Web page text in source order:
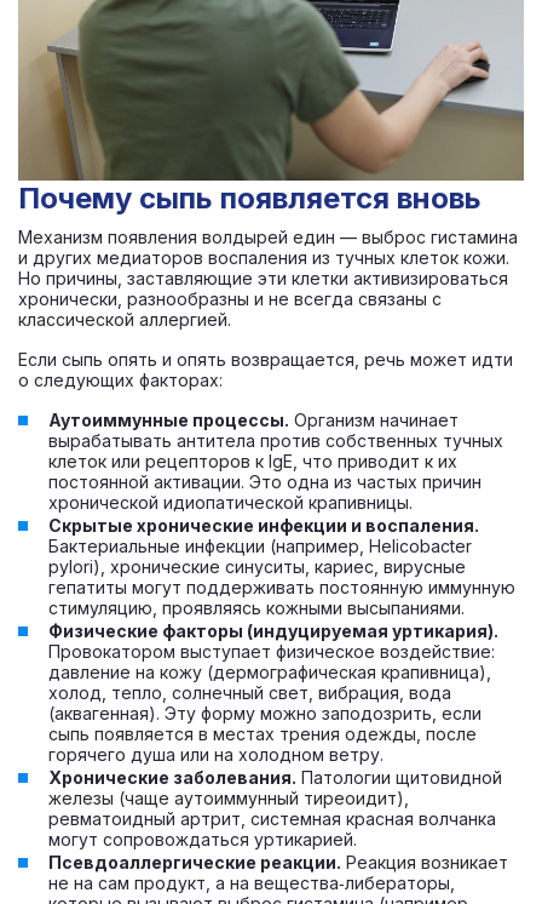
Почему сыпь появляется вновь
Механизм появления волдырей един — выброс гистамина
и других медиаторов воспаления из тучных клеток кожи.
Но причины, заставляющие эти клетки активизироваться
хронически, разнообразны и не всегда связаны с
классической аллергией.
Если сыпь опять и опять возвращается, речь может идти
о следующих факторах:
Аутоиммунные процессы. Организм начинает
вырабатывать антитела против собственных тучных
клеток или рецепторов к IgE, что приводит к их
постоянной активации. Это одна из частых причин
хронической идиопатической крапивницы.
Скрытые хронические инфекции и воспаления.
Бактериальные инфекции (например, Helicobacter
pylori), хронические синуситы, кариес, вирусные
гепатиты могут поддерживать постоянную иммунную
стимуляцию, проявляясь кожными высыпаниями.
Физические факторы (индуцируемая уртикария).
Провокатором выступает физическое воздействие:
давление на кожу (дермографическая крапивница),
холод, тепло, солнечный свет, вибрация, вода
(аквагенная). Эту форму можно заподозрить, если
сыпь появляется в местах трения одежды, после
горячего душа или на холодном ветру.
Хронические заболевания. Патологии щитовидной
железы (чаще аутоиммунный тиреоидит),
ревматоидный артрит, системная красная волчанка
могут сопровождаться уртикарией.
Псевдоаллергические реакции. Реакция возникает
не на сам продукт, а на вещества‑либераторы,